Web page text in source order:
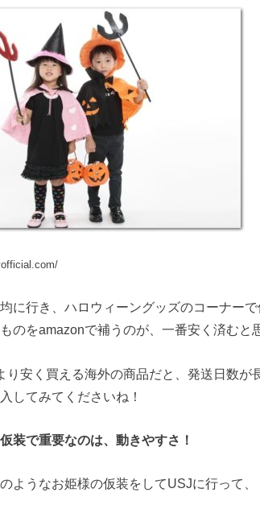
に行き、ハロウィーングッズのコーナー
のをamazonで補うのが、一番安く済む
り安く買える海外の商品だと、発送日数が
してみてくださいね！
装で重要なのは、動きやすさ！
ようなお姫様の仮装をしてUSJに行って、